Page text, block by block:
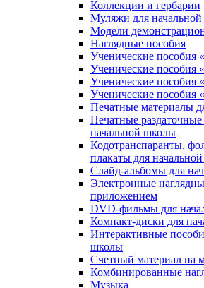
Коллекции и гербарии
Муляжи для
Модели
Наглядные пособия
Ученические пособия
Ученические пособия
Ученические
Ученические пособия
Печатные материалы
Печатные
начальной школы
Кодотранспаранты,
плакаты для
Слайд-альбомы для
Электронные
приложением
DVD-фильмы для
Компакт-диски для
Интерактивные
школы
Счетный материал на
Комбинированные
Музыка